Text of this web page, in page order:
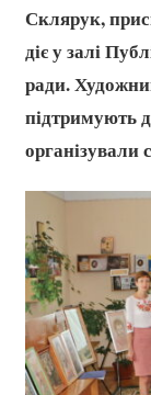
Склярук,
діє у залі
ради.
підтримують
організували